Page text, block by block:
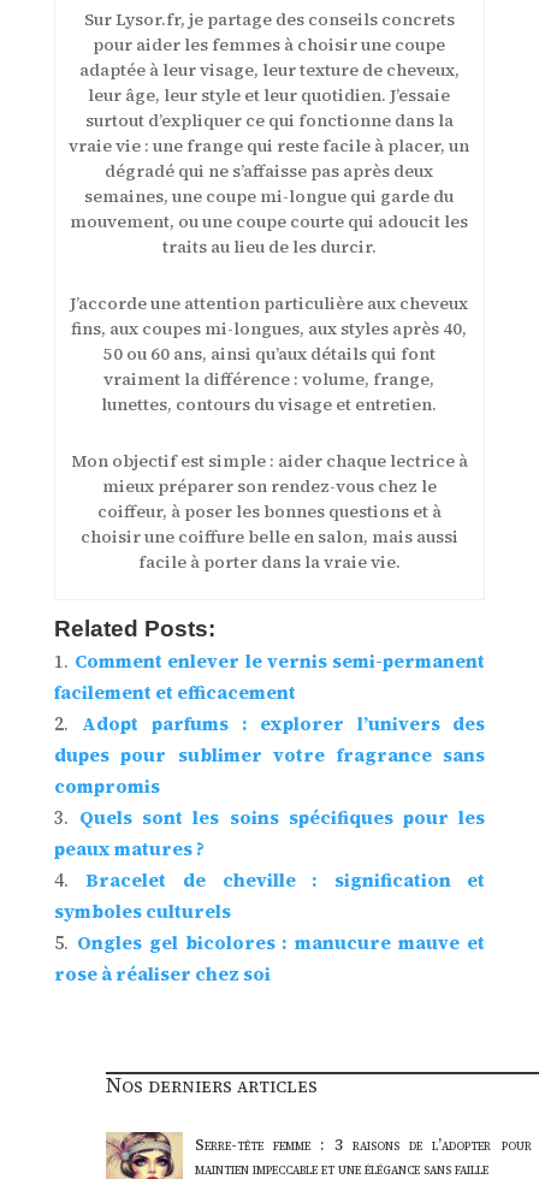
Sur Lysor.fr, je partage des conseils concrets
pour aider les femmes à choisir une coupe
adaptée à leur visage, leur texture de cheveux,
leur âge, leur style et leur quotidien. J’essaie
surtout d’expliquer ce qui fonctionne dans la
vraie vie : une frange qui reste facile à placer, un
dégradé qui ne s’affaisse pas après deux
semaines, une coupe mi-longue qui garde du
mouvement, ou une coupe courte qui adoucit les
traits au lieu de les durcir.
J’accorde une attention particulière aux cheveux
fins, aux coupes mi-longues, aux styles après 40,
50 ou 60 ans, ainsi qu’aux détails qui font
vraiment la différence : volume, frange,
lunettes, contours du visage et entretien.
Mon objectif est simple : aider chaque lectrice à
mieux préparer son rendez-vous chez le
coiffeur, à poser les bonnes questions et à
choisir une coiffure belle en salon, mais aussi
facile à porter dans la vraie vie.
Related Posts:
Comment enlever le vernis semi-permanent
facilement et efficacement
Adopt parfums : explorer l’univers des
dupes pour sublimer votre fragrance sans
compromis
Quels sont les soins spécifiques pour les
peaux matures ?
Bracelet de cheville : signification et
symboles culturels
Ongles gel bicolores : manucure mauve et
rose à réaliser chez soi
Nos derniers articles
Serre-tête femme : 3 raisons de l’adopter pour
maintien impeccable et une élégance sans faille